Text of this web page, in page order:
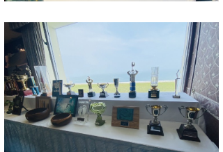
S.K
Soulman
VAGY
waka☆=